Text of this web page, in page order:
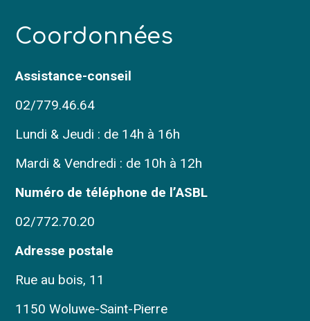
Coordonnées
Assistance-conseil
02/779.46.64
Lundi & Jeudi : de 14h à 16h
Mardi & Vendredi : de 10h à 12h
Numéro de téléphone de l’ASBL
02/772.70.20
Adresse postale
Rue au bois, 11
1150 Woluwe-Saint-Pierre